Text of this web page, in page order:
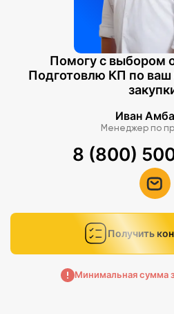
Помогу с выбором
Подготовлю КП по
Иван
Менеджер по
8 (800)
Получить
Минимальная сумма